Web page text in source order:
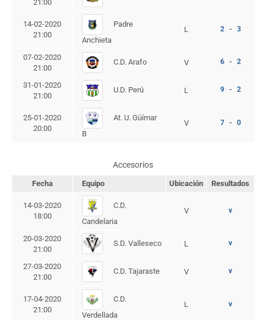
21:00
14-02-2020
21:00
Padre
Anchieta
L 2 - 3
07-02-2020
21:00
C.D. Arafo V 6 - 2
31-01-2020
21:00
U.D. Perú L 9 - 2
25-01-2020
20:00
At. U. Güímar
B
V 7 - 0
Accesorios
Fecha Equipo Ubicación Resultados
14-03-2020
18:00
C.D.
Candelaria
V v
20-03-2020
21:00
S.D. Valleseco L v
27-03-2020
21:00
C.D. Tajaraste V v
17-04-2020
21:00
C.D.
Verdellada
L v